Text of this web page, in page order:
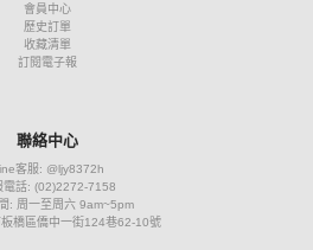
會員中心
歷史訂單
收藏清單
訂閱電子報
聯絡中心
客服: @ljy8372h
電話: (02)2272-7158
: 周一至周六 9am~5pm
橋區僑中一街124巷62-10號